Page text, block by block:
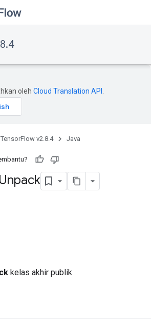
oleh Cloud Translation API
TensorFlow v2.8.4 Java
Unpack
kelas akhir publik